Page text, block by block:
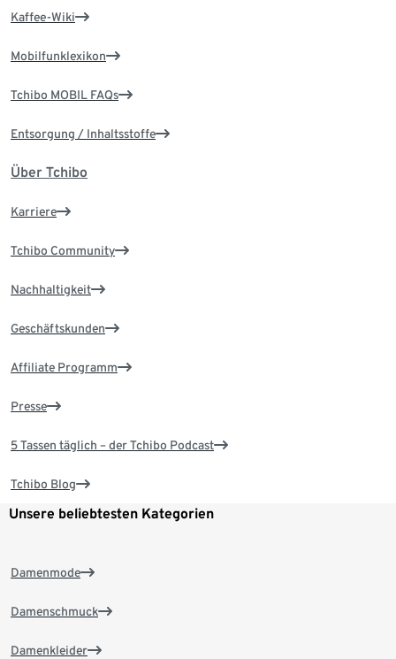
Kaffee-Wiki
Mobilfunklexikon
Tchibo MOBIL FAQs
Entsorgung / Inhaltsstoffe
Über Tchibo
Karriere
Tchibo Community
Nachhaltigkeit
Geschäftskunden
Affiliate Programm
Presse
5 Tassen täglich – der Tchibo Podcast
Tchibo Blog
Unsere beliebtesten Kategorien
Damenmode
Damenschmuck
Damenkleider